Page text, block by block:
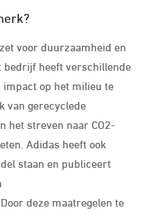
voor duurzaamheid en
bedrijf heeft verschillende
op het milieu te
van gerecyclede
het streven naar CO2-
Adidas heeft ook
staan en publiceert
deze maatregelen te